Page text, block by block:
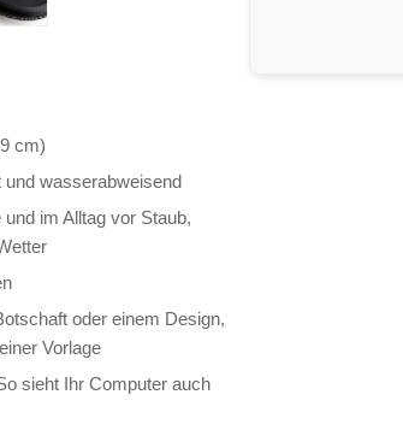
cm)
und wasserabweisend
im Alltag vor Staub,
oder einem Design,
Vorlage
sieht Ihr Computer auch